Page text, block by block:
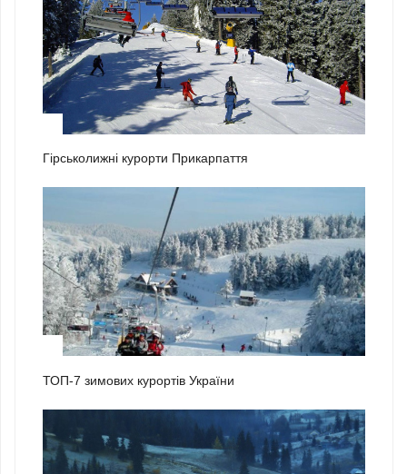
Гірськолижні курорти Прикарпаття
ТОП-7 зимових курортів України